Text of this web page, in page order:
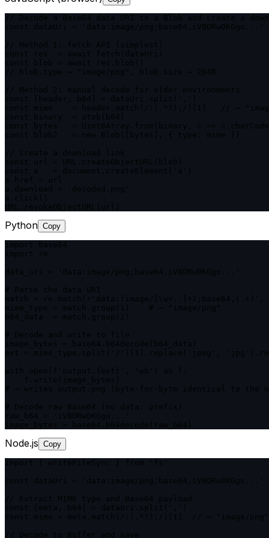
Python Copy
Node.js Copy